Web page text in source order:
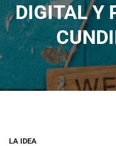
DIGITAL Y
LA IDEA